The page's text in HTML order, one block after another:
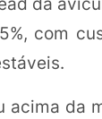
com
acima da